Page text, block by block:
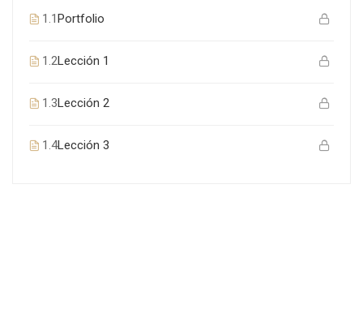
1.1Portfolio
1.2Lección 1
1.3Lección 2
1.4Lección 3